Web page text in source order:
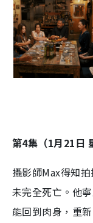
第4集（1月21日
攝影師Max得知
未完全死亡。他
能回到肉身，重